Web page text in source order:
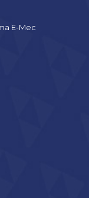
E-Mec